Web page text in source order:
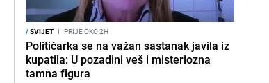
/SVIJET I PRIJE OKO 2H
Političarka se na važan sastanak javila iz
kupatila: U pozadini veš i misteriozna
tamna figura